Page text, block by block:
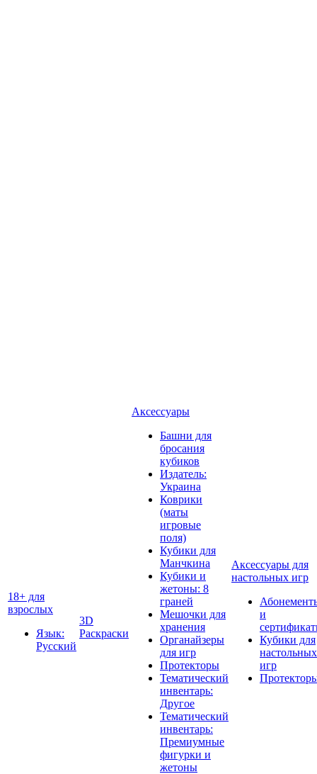
18+ для
взрослых
Язык:
Русский
3D
Раскраски
Аксессуары
Башни для
бросания
кубиков
Издатель:
Украина
Коврики
(маты
игровые
поля)
Кубики для
Манчкина
Кубики и
жетоны: 8
граней
Мешочки для
хранения
Органайзеры
для игр
Протекторы
Тематический
инвентарь:
Другое
Тематический
инвентарь:
Премиумные
фигурки и
жетоны
Аксессуары для
настольных игр
и
Кубики для
настольных
игр